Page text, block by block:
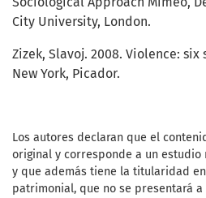
City University, London.
Zizek, Slavoj. 2008. Violence:
New York, Picador.
Los autores declaran que el
original y corresponde a un
y que además tiene la titularidad
patrimonial, que no se presentará